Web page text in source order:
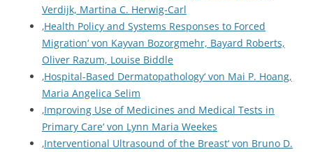
Verdijk, Martina C. Herwig-Carl
‚Health Policy and Systems Responses to Forced
Migration‘ von Kayvan Bozorgmehr, Bayard Roberts,
Oliver Razum, Louise Biddle
‚Hospital-Based Dermatopathology‘ von Mai P. Hoang,
Maria Angelica Selim
‚Improving Use of Medicines and Medical Tests in
Primary Care‘ von Lynn Maria Weekes
‚Interventional Ultrasound of the Breast‘ von Bruno D.